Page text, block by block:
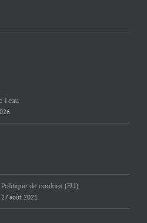
l’eau
Politique de cookies (EU)
27 août 2021